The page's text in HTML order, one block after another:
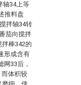
轴34上等
推料盘
拌轴34转
茄向搅拌
棒342的
形成含有
网33后，
体积较